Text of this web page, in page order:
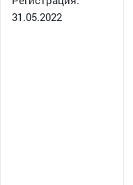
31.05.2022